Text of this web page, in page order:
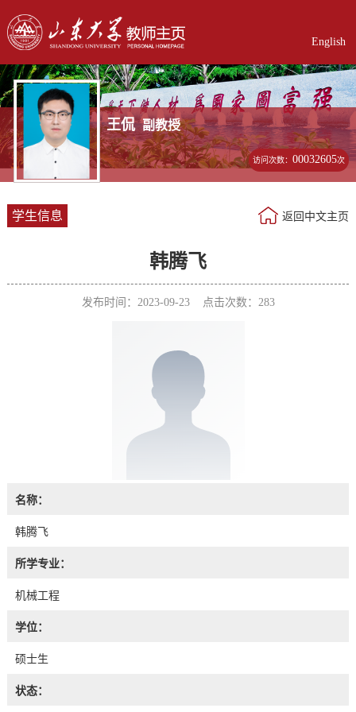
English
王侃 副教授
访问次数：00032605次
学生信息 返回中文主页
韩腾飞
发布时间：2023-09-23 点击次数： 283
名称：
韩腾飞
所学专业：
机械工程
学位：
硕士生
状态：